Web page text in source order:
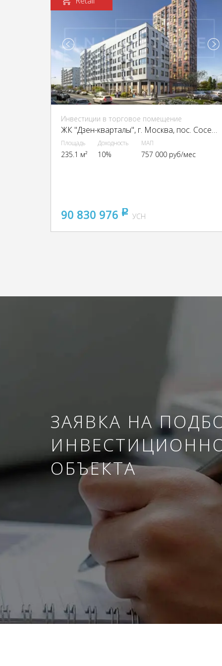
Инвестиции в торговое помещение
ЖК "Дзен-кварталы", г. Москва, пос. Сосенское, Александры Монаховой ул.
Площадь
235.1 м²
Доходность
10%
МАП
757 000 руб/мес
90 830 976 pуб
УСН
ЗАЯВКА НА
ОБЪЕКТА